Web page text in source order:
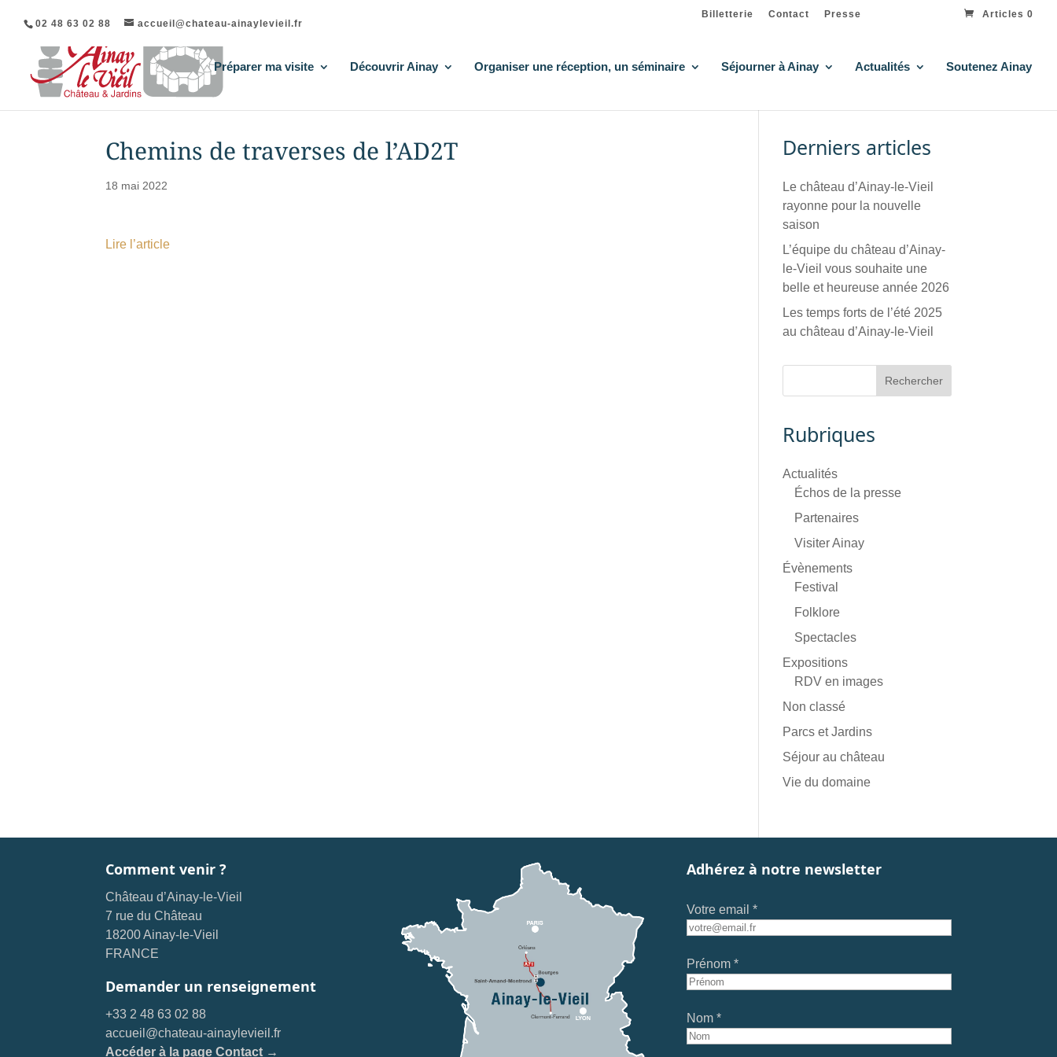
02 48 63 02 88 accueil@chateau-ainaylevieil.fr
Billetterie Contact Presse Articles 0
Préparer ma visite Découvrir Ainay Organiser une réception, un séminaire Séjourner à Ainay Actualités Soutenez Ainay
Chemins de traverses de l’AD2T
18 mai 2022
Lire l’article
Derniers articles
Le château d’Ainay-le-Vieil
rayonne pour la nouvelle
saison
L’équipe du château d’Ainay-
le-Vieil vous souhaite une
belle et heureuse année 2026
Les temps forts de l’été 2025
au château d’Ainay-le-Vieil
Rubriques
Actualités
Échos de la presse
Partenaires
Visiter Ainay
Évènements
Festival
Folklore
Spectacles
Expositions
RDV en images
Non classé
Parcs et Jardins
Séjour au château
Vie du domaine
Comment venir ?
Château d’Ainay-le-Vieil
7 rue du Château
18200 Ainay-le-Vieil
FRANCE
Demander un renseignement
+33 2 48 63 02 88
accueil@chateau-ainaylevieil.fr
Accéder à la page Contact →
Adhérez à notre newsletter
Votre email *
Prénom *
Nom *